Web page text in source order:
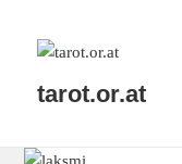
tarot.or.at